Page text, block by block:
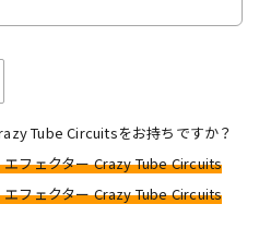
Tube Circuitsをお持ちですか？
フェクター Crazy Tube Circuits
フェクター Crazy Tube Circuits